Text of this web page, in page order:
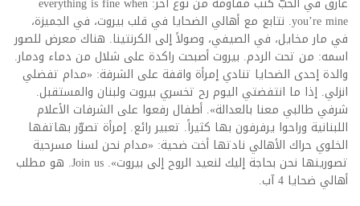
you’re mine. نتابع مع أهالي الضحايا في قلب بيروت، في الجميزة،
في مار مخايل، في الصيفي، وصولاً إلى الكرنتينا. هناك معرض للصور
اسمه: من تحت الردم. بيروت أصبحت راكدة على شلال من دماء ودمار.
والدة إحدى الضحايا تنادي إمرأة واقفة على الشرفة: «مدام تفضلي
انزلي. إذا ما انتفضتي اليوم رح تخسري بيروت ولبنان والمستقبل.
شرفي طالبي معنا بالعدالة». أطفال رفعوا على الشرفات الأعلام
اللبنانية وراحوا يرفرفون بها كثيراً. تعبير رائع. إمرأة تصوّر بهاتفها
الخلوي حراك الأهالي نادتها أخت ضحية: «مدام نحن لسنا مسرحية
تصورينها نحن بحاجة إليك لنعيد الروح إلى بيروت». Join us. هو مطلب
أهالي ضحايا 4 آب.